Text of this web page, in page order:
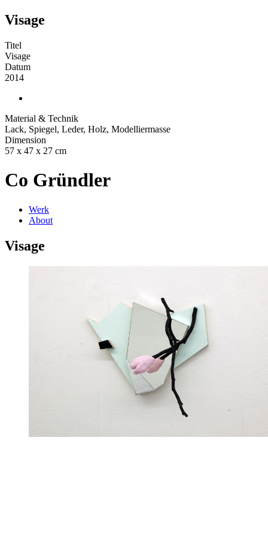
Visage
Titel
Visage
Datum
2014
Material & Technik
Lack, Spiegel, Leder, Holz, Modelliermasse
Dimension
57 x 47 x 27 cm
Co Gründler
Werk
About
Visage